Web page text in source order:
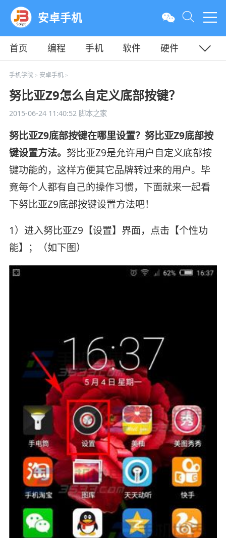
安卓手机
首页 编程 手机 软件
硬件
教程
平面
手机学院> 安卓手机>
努比亚Z9怎么自定义底部按键？
2015-06-24 11:40:52脚本之家
努比亚Z9底部按键在哪里设置？努比亚Z9底部按
键设置方法。 努比亚Z9是允许用户自定义底部按
键功能的，这样方便其它品牌转过来的用户。毕
竟每个人都有自己的操作习惯，下面就来一起看
下努比亚Z9底部按键设置方法吧！
1）进入努比亚Z9【设置】界面，点击【个性功
能】；（如下图）